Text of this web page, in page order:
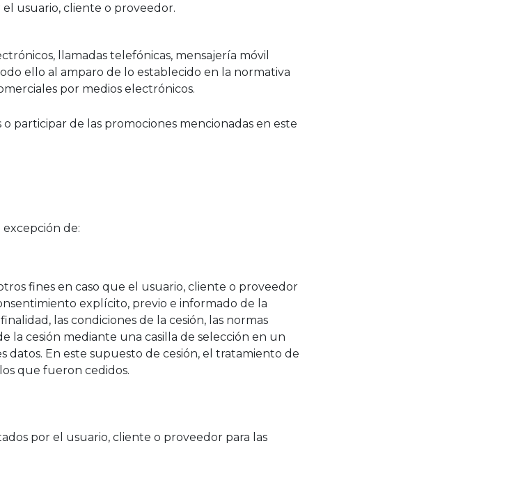
el usuario, cliente o proveedor.
llamadas telefónicas, mensajería móvil
ello al amparo de lo establecido en la normativa
por medios electrónicos.
participar de las promociones mencionadas en este
excepción de:
fines en caso que el usuario, cliente o proveedor
explícito, previo e informado de la
las condiciones de la cesión, las normas
la cesión mediante una casilla de selección en un
datos. En este supuesto de cesión, el tratamiento de
que fueron cedidos.
por el usuario, cliente o proveedor para las